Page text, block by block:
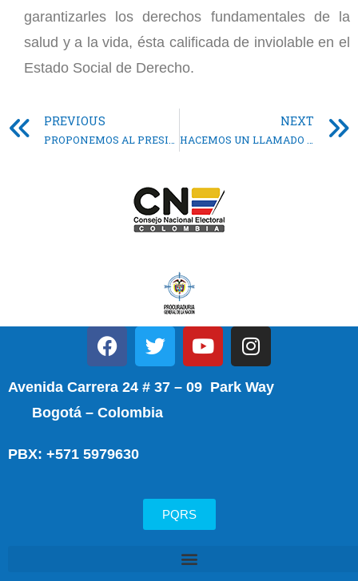
garantizarles los derechos fundamentales de la
salud y a la vida, ésta calificada de inviolable en el
Estado Social de Derecho.
PREVIOUS
PROPONEMOS AL PRESIDENTE DUQUE CONTRIBUCIÓN TRANSITORIA DE LOS FUNCIONARIOS PÚBLICOS QUE GANEN MÁS DE 10 SALARIOS MÍNIMOS
NEXT
HACEMOS UN LLAMADO AL GOBIERNO PARA QUE APOYE A LOS MÁS DE 200 MIL COLOMBIANOS DEL GREMIO ODONTOLÓGICO QUE HOY NO PUEDEN EJERCER SU PROFESIÓN
Avenida Carrera 24 # 37 – 09 Park Way
Bogotá – Colombia
PBX: +571 5979630
PQRS